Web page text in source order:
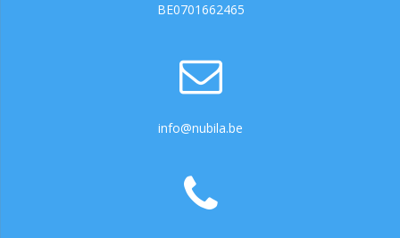
BE0701662465
info@nubila.be